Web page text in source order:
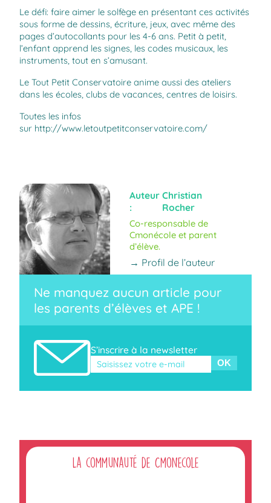
Le défi: faire aimer le solfège en présentant ces activités
sous forme de dessins, écriture, jeux, avec même des
pages d’autocollants pour les 4-6 ans. Petit à petit,
l’enfant apprend les signes, les codes musicaux, les
instruments, tout en s’amusant.
Le Tout Petit Conservatoire anime aussi des ateliers
dans les écoles, clubs de vacances, centres de loisirs.
Toutes les infos
sur http://www.letoutpetitconservatoire.com/
Auteur
:
Christian
Rocher
Co-responsable de
Cmonécole et parent
d’élève.
→ Profil de l’auteur
Ne manquez aucun article pour
les parents d’élèves et APE !
S’inscrire à la newsletter
Veuillez laisser ce champ vide.
La communauté de Cmonecole